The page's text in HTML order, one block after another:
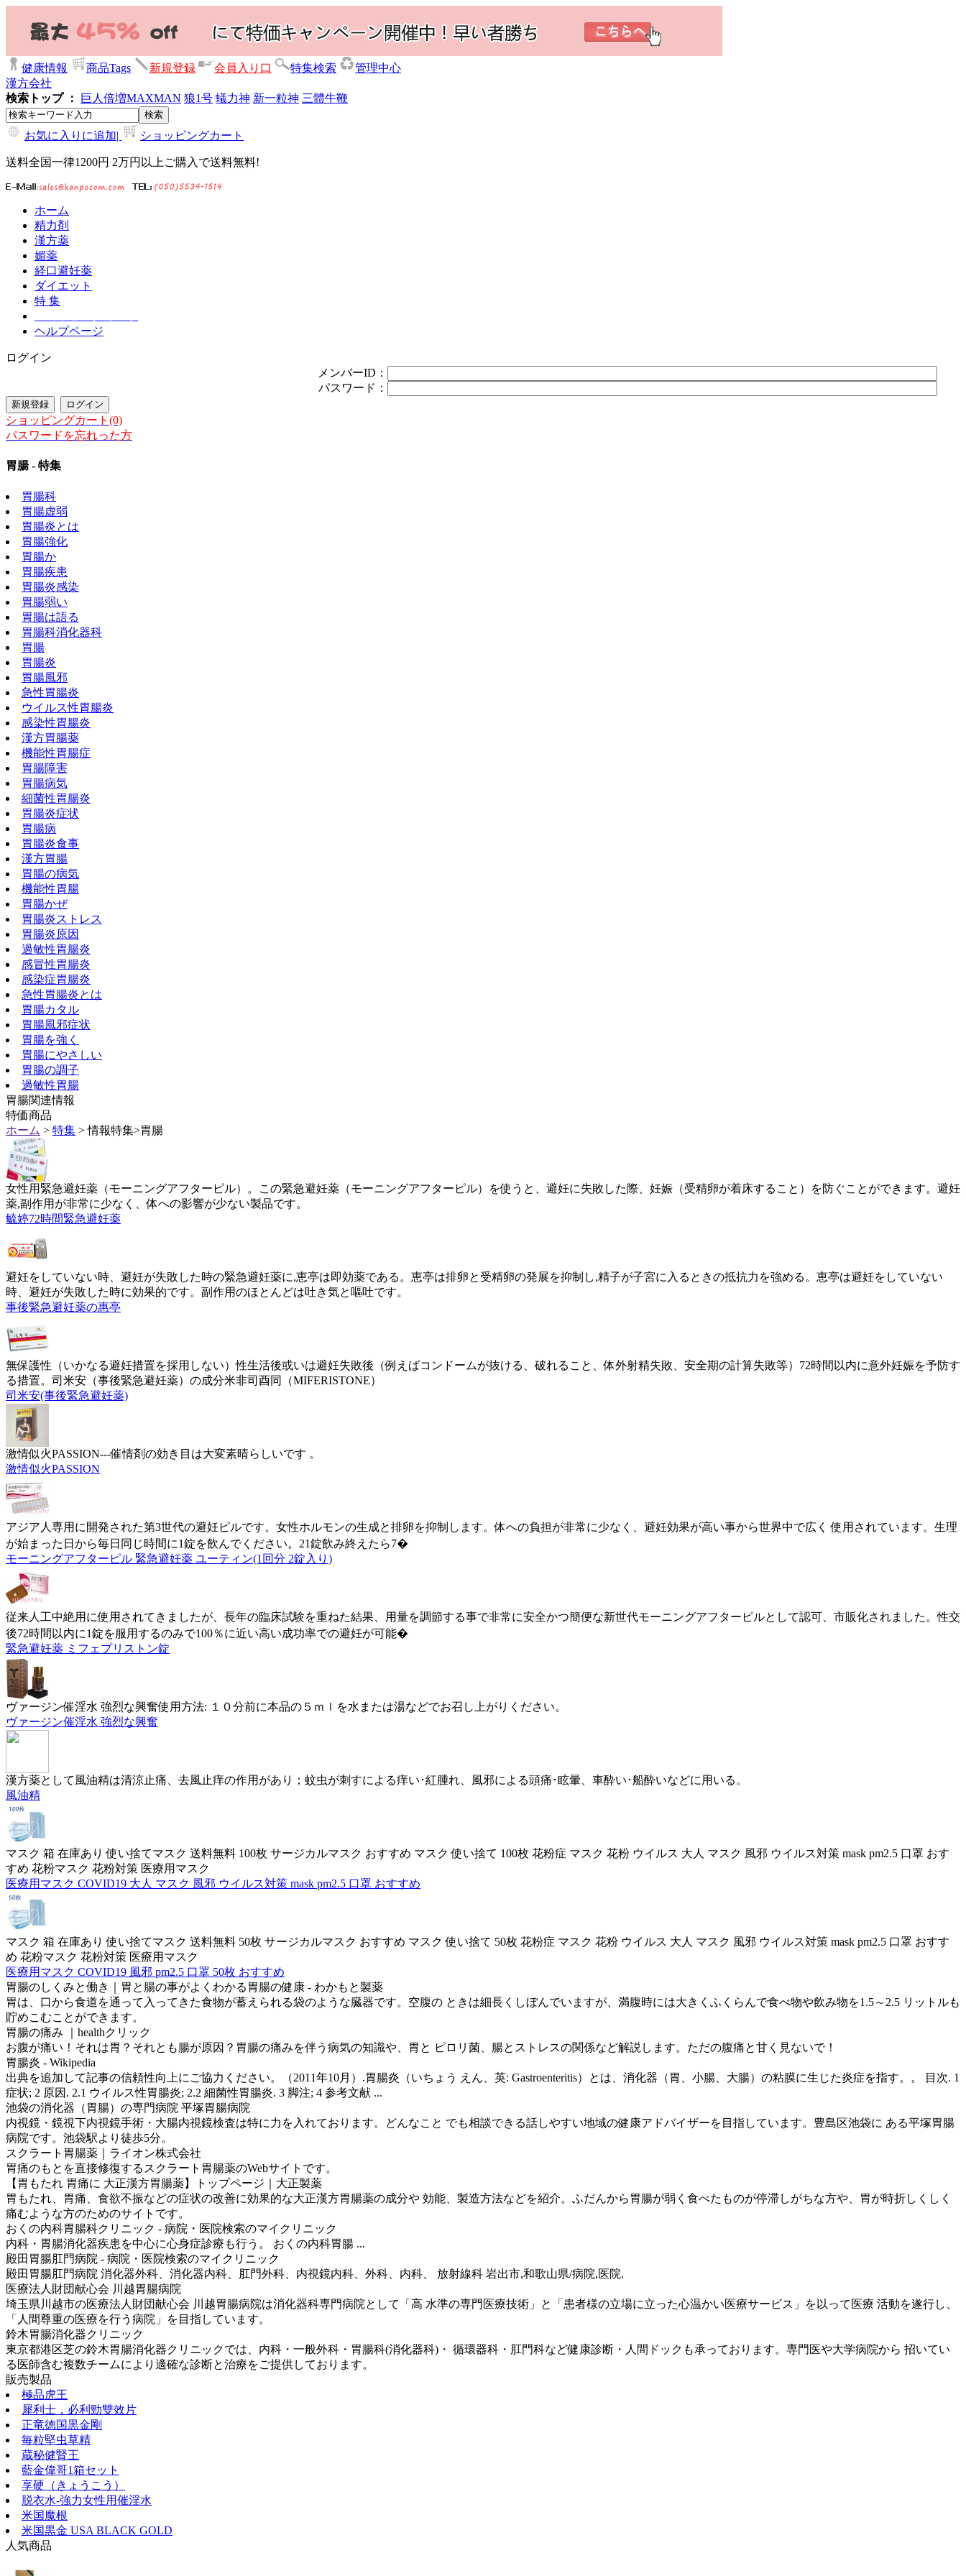
健康情報 商品Tags 新規登録 会員入り口 特集検索
管理中心
漢方会社
検索トップ ：
巨人倍増MAXMAN 狼1号 蟻力神 新一粒神 三體牛鞭
お気に入りに追加| ショッピングカート
送料全国一律1200円 2万円以上ご購入で送料無料!
ホーム
精力剤
漢方薬
媚薬
経口避妊薬
ダイエット
特 集
ヘルプページ
ログイン
メンバーID：
パスワード：
ショッピングカート(0)
パスワードを忘れった方
胃腸 - 特集
胃腸科
胃腸虚弱
胃腸炎とは
胃腸強化
胃腸か
胃腸疾患
胃腸炎感染
胃腸弱い
胃腸は語る
胃腸科消化器科
胃腸
胃腸炎
胃腸風邪
急性胃腸炎
ウイルス性胃腸炎
感染性胃腸炎
漢方胃腸薬
機能性胃腸症
胃腸障害
胃腸病気
細菌性胃腸炎
胃腸炎症状
胃腸病
胃腸炎食事
漢方胃腸
胃腸の病気
機能性胃腸
胃腸かぜ
胃腸炎ストレス
胃腸炎原因
過敏性胃腸炎
感冒性胃腸炎
感染症胃腸炎
急性胃腸炎とは
胃腸カタル
胃腸風邪症状
胃腸を強く
胃腸にやさしい
胃腸の調子
過敏性胃腸
胃腸関連情報
特価商品
ホーム > 特集 > 情報特集>胃腸
女性用緊急避妊薬（モーニングアフターピル）。この緊急避妊薬（モーニングアフターピル）を使うと、避妊に失敗した際、妊娠（受精卵が着床すること）を防ぐことができます。避妊
薬,副作用が非常に少なく、体への影響が少ない製品です。
毓婷72時間緊急避妊薬
避妊をしていない時、避妊が失敗した時の緊急避妊薬に,恵亭は即効薬である。恵亭は排卵と受精卵の発展を抑制し,精子が子宮に入るときの抵抗力を強める。恵亭は避妊をしていない
時、避妊が失敗した時に効果的です。副作用のほとんどは吐き気と嘔吐です。
事後緊急避妊薬の惠亭
無保護性（いかなる避妊措置を採用しない）性生活後或いは避妊失敗後（例えばコンドームが抜ける、破れること、体外射精失敗、安全期の計算失敗等）72時間以内に意外妊娠を予防す
る措置。司米安（事後緊急避妊薬）の成分米非司酉同（MIFERISTONE）
司米安(事後緊急避妊薬)
激情似火PASSION---催情剤の効き目は大変素晴らしいです 。
激情似火PASSION
アジア人専用に開発された第3世代の避妊ピルです。女性ホルモンの生成と排卵を抑制します。体への負担が非常に少なく、避妊効果が高い事から世界中で広く 使用されています。生理
が始まった日から毎日同じ時間に1錠を飲んでください。21錠飲み終えたら7�
モーニングアフターピル 緊急避妊薬 ユーティン(1回分 2錠入り)
従来人工中絶用に使用されてきましたが、長年の臨床試験を重ねた結果、用量を調節する事で非常に安全かつ簡便な新世代モーニングアフターピルとして認可、市販化されました。性交
後72時間以内に1錠を服用するのみで100％に近い高い成功率での避妊が可能�
緊急避妊薬 ミフェプリストン錠
ヴァージン催淫水 強烈な興奮使用方法: １０分前に本品の５ｍｌを水または湯などでお召し上がりください。
ヴァージン催淫水 強烈な興奮
漢方薬として風油精は清涼止痛、去風止痒の作用があり；蚊虫が刺すによる痒い･紅腫れ、風邪による頭痛･眩暈、車酔い･船酔いなどに用いる。
風油精
マスク 箱 在庫あり 使い捨てマスク 送料無料 100枚 サージカルマスク おすすめ マスク 使い捨て 100枚 花粉症 マスク 花粉 ウイルス 大人 マスク 風邪 ウイルス対策 mask pm2.5 口罩 おす
すめ 花粉マスク 花粉対策 医療用マスク
医療用マスク COVID19 大人 マスク 風邪 ウイルス対策 mask pm2.5 口罩 おすすめ
マスク 箱 在庫あり 使い捨てマスク 送料無料 50枚 サージカルマスク おすすめ マスク 使い捨て 50枚 花粉症 マスク 花粉 ウイルス 大人 マスク 風邪 ウイルス対策 mask pm2.5 口罩 おすす
め 花粉マスク 花粉対策 医療用マスク
医療用マスク COVID19 風邪 pm2.5 口罩 50枚 おすすめ
胃腸のしくみと働き｜胃と腸の事がよくわかる胃腸の健康 - わかもと製薬
胃は、口から食道を通って入ってきた食物が蓄えられる袋のような臓器です。空腹の ときは細長くしぼんでいますが、満腹時には大きくふくらんで食べ物や飲み物を1.5～2.5 リットルも
貯めこむことができます。
胃腸の痛み ｜healthクリック
お腹が痛い！それは胃？それとも腸が原因？胃腸の痛みを伴う病気の知識や、胃と ピロリ菌、腸とストレスの関係など解説します。ただの腹痛と甘く見ないで！
胃腸炎 - Wikipedia
出典を追加して記事の信頼性向上にご協力ください。（2011年10月）.胃腸炎（いちょう えん、英: Gastroenteritis）とは、消化器（胃、小腸、大腸）の粘膜に生じた炎症を指す。。 目次. 1
症状; 2 原因. 2.1 ウイルス性胃腸炎; 2.2 細菌性胃腸炎. 3 脚注; 4 参考文献 ...
池袋の消化器（胃腸）の専門病院 平塚胃腸病院
内視鏡・鏡視下内視鏡手術・大腸内視鏡検査は特に力を入れております。どんなこと でも相談できる話しやすい地域の健康アドバイザーを目指しています。豊島区池袋に ある平塚胃腸
病院です。池袋駅より徒歩5分。
スクラート胃腸薬｜ライオン株式会社
胃痛のもとを直接修復するスクラート胃腸薬のWebサイトです。
【胃もたれ 胃痛に 大正漢方胃腸薬】トップページ｜大正製薬
胃もたれ、胃痛、食欲不振などの症状の改善に効果的な大正漢方胃腸薬の成分や 効能、製造方法などを紹介。ふだんから胃腸が弱く食べたものが停滞しがちな方や、胃が時折しくしく
痛むような方のためのサイトです。
おくの内科胃腸科クリニック - 病院・医院検索のマイクリニック
内科・胃腸消化器疾患を中心に心身症診療も行う。 おくの内科胃腸 ...
殿田胃腸肛門病院 - 病院・医院検索のマイクリニック
殿田胃腸肛門病院 消化器外科、消化器内科、肛門外科、内視鏡内科、外科、内科、 放射線科 岩出市,和歌山県/病院,医院.
医療法人財団献心会 川越胃腸病院
埼玉県川越市の医療法人財団献心会 川越胃腸病院は消化器科専門病院として「高 水準の専門医療技術」と「患者様の立場に立った心温かい医療サービス」を以って医療 活動を遂行し、
「人間尊重の医療を行う病院」を目指しています。
鈴木胃腸消化器クリニック
東京都港区芝の鈴木胃腸消化器クリニックでは、内科・一般外科・胃腸科(消化器科)・ 循環器科・肛門科など健康診断・人間ドックも承っております。専門医や大学病院から 招いてい
る医師含む複数チームにより適確な診断と治療をご提供しております。
販売製品
極品虎王
犀利士，必利勁雙效片
正竜徳国黒金剛
毎粒堅虫草精
蔵秘健腎王
藍金偉哥1箱セット
享硬（きょうこう）
脱衣水-強力女性用催淫水
米国魔根
米国黒金 USA BLACK GOLD
人気商品